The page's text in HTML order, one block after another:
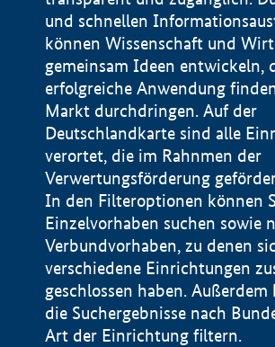
und schnellen
können Wissenschaft und
gemeinsam Ideen entwickeln,
erfolgreiche Anwendung
Markt durchdringen. Auf der
Deutschlandkarte sind alle
verortet, die im Rahnmen der
Verwertungsförderung
In den Filteroptionen können
Einzelvorhaben suchen sowie
Verbundvorhaben, zu denen
verschiedene Einrichtungen
geschlossen haben. Außerdem
die Suchergebnisse nach
Art der Einrichtung filtern.